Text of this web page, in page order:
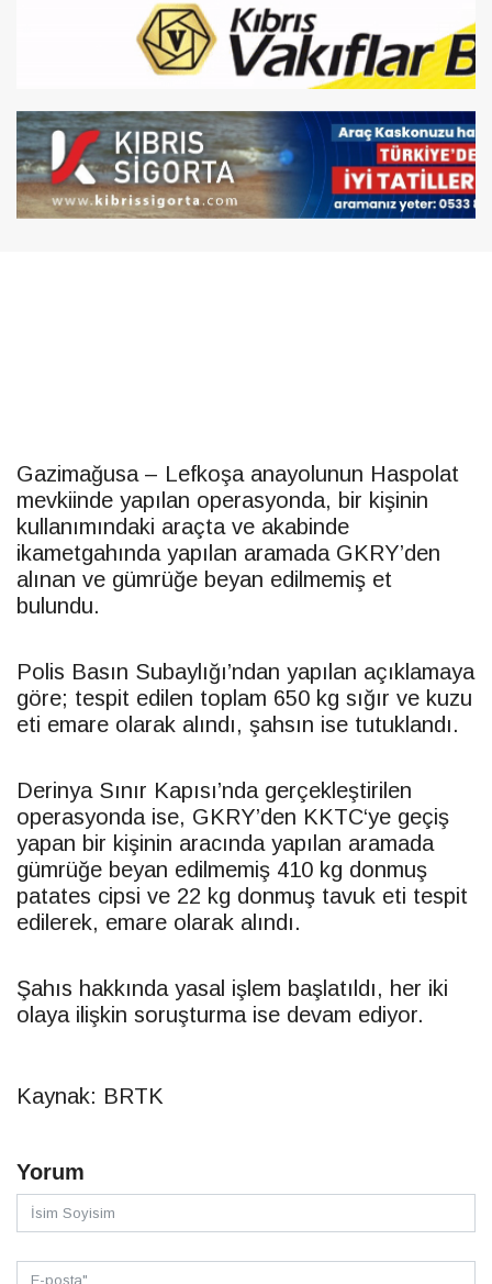
Gazimağusa – Lefkoşa anayolunun Haspolat
mevkiinde yapılan operasyonda, bir kişinin
kullanımındaki araçta ve akabinde
ikametgahında yapılan aramada GKRY’den
alınan ve gümrüğe beyan edilmemiş et
bulundu.
Polis Basın Subaylığı’ndan yapılan açıklamaya
göre; tespit edilen toplam 650 kg sığır ve kuzu
eti emare olarak alındı, şahsın ise tutuklandı.
Derinya Sınır Kapısı’nda gerçekleştirilen
operasyonda ise, GKRY’den KKTC‘ye geçiş
yapan bir kişinin aracında yapılan aramada
gümrüğe beyan edilmemiş 410 kg donmuş
patates cipsi ve 22 kg donmuş tavuk eti tespit
edilerek, emare olarak alındı.
Şahıs hakkında yasal işlem başlatıldı, her iki
olaya ilişkin soruşturma ise devam ediyor.
Kaynak: BRTK
Yorum